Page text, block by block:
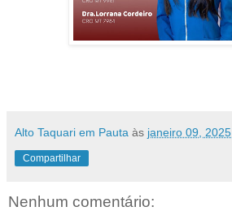
Alto Taquari em Pauta às janeiro 09, 2025
Compartilhar
Nenhum comentário: